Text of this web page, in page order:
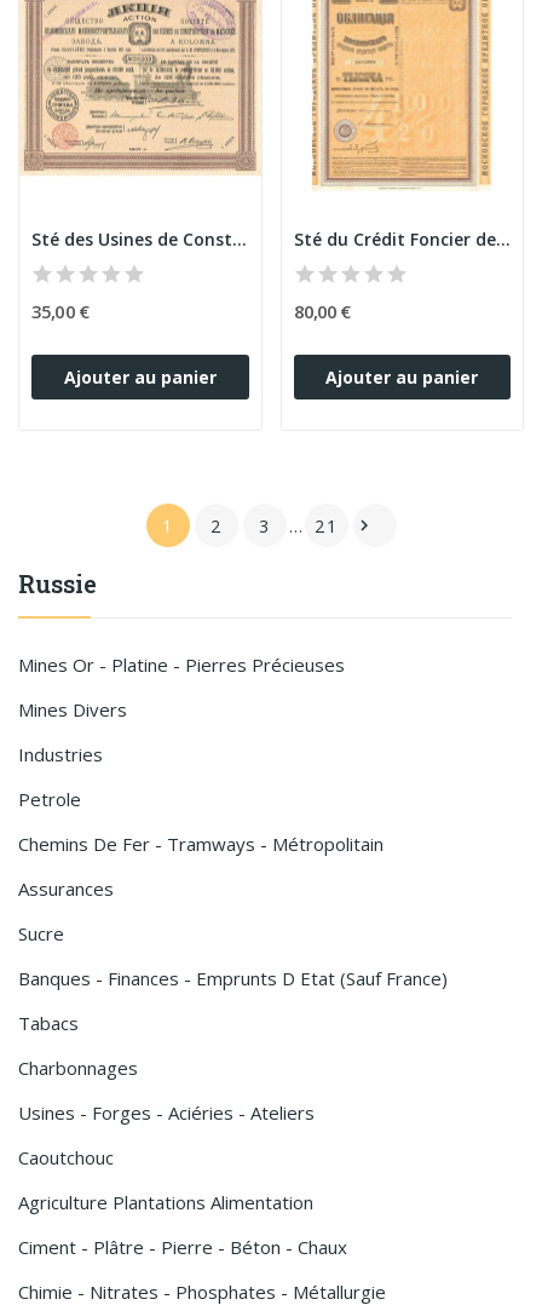
Russie
Mines Or - Platine - Pierres Précieuses
Mines Divers
Industries
Petrole
Chemins De Fer - Tramways - Métropolitain
Assurances
Sucre
Banques - Finances - Emprunts D Etat (sauf France)
Tabacs
Charbonnages
Usines - Forges - Aciéries - Ateliers
Caoutchouc
Agriculture Plantations Alimentation
Ciment - Plâtre - Pierre - Béton - Chaux
Chimie - Nitrates - Phosphates - Métallurgie
Sté des Usines de Construction de Machines à...
35,00 €
Ajouter au panier
Sté du Crédit Foncier de la Ville de Moscou -...
80,00 €
Ajouter au panier
1 2 3 … 21 